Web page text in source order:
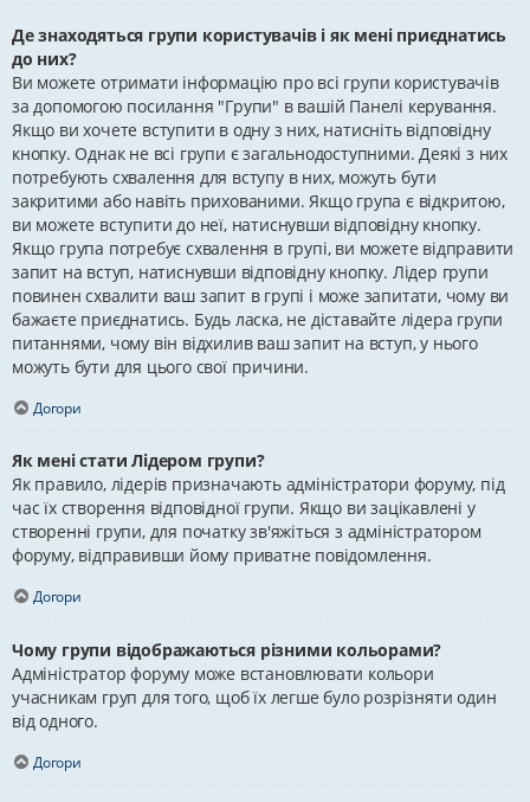
Де знаходяться групи користувачів і як мені приєднатись
до них?
Ви можете отримати інформацію про всі групи користувачів
за допомогою посилання "Групи" в вашій Панелі керування.
Якщо ви хочете вступити в одну з них, натисніть відповідну
кнопку. Однак не всі групи є загальнодоступними. Деякі з них
потребують схвалення для вступу в них, можуть бути
закритими або навіть прихованими. Якщо група є відкритою,
ви можете вступити до неї, натиснувши відповідну кнопку.
Якщо група потребує схвалення в групі, ви можете відправити
запит на вступ, натиснувши відповідну кнопку. Лідер групи
повинен схвалити ваш запит в групі і може запитати, чому ви
бажаєте приєднатись. Будь ласка, не діставайте лідера групи
питаннями, чому він відхилив ваш запит на вступ, у нього
можуть бути для цього свої причини.
Догори
Як мені стати Лідером групи?
Як правило, лідерів призначають адміністратори форуму, під
час їх створення відповідної групи. Якщо ви зацікавлені у
створенні групи, для початку зв'яжіться з адміністратором
форуму, відправивши йому приватне повідомлення.
Догори
Чому групи відображаються різними кольорами?
Адміністратор форуму може встановлювати кольори
учасникам груп для того, щоб їх легше було розрізняти один
від одного.
Догори